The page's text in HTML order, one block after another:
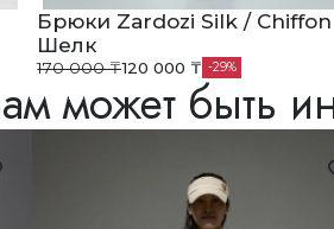
Брюки Zardozi Silk / Chiffon
Шелк
170 000 ₸120 000 ₸ 29
может быть